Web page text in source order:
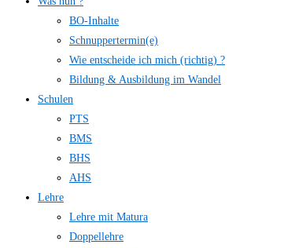
BO-Inhalte
Schnuppertermin(e)
Wie entscheide ich mich (richtig) ?
Bildung & Ausbildung im Wandel
Schulen
PTS
BMS
BHS
AHS
Lehre
Lehre mit Matura
Doppellehre